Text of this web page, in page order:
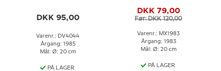
DKK 95,00
Varenr.: DV4044
Årgang: 1985
Mål: Ø: 20 cm
PÅ LAGER
DKK 79,00
Før: DKK 120,00
Varenr.: MX1983
Årgang: 1983
Mål: Ø: 20 cm
PÅ LAGER